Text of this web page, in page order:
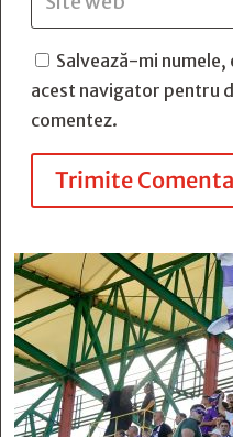
Salvează-mi
acest navigator pentru
comentez.
Trimite